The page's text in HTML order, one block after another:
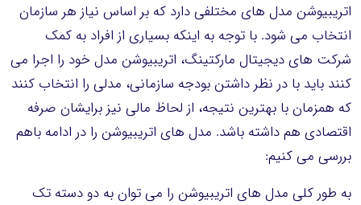
اتریبیوشن مدل های مختلفی دارد که بر اساس نیاز هر سازمان
انتخاب می شود. با توجه به اینکه بسیاری از افراد به کمک
شرکت های دیجیتال مارکتینگ، اتریبیوشن مدل خود را اجرا می
کنند باید با در نظر داشتن بودجه سازمانی، مدلی را انتخاب کنند
که همزمان با بهترین نتیجه، از لحاظ مالی نیز برایشان صرفه
اقتصادی هم داشته باشد. مدل های اتریبیوشن را در ادامه باهم
بررسی می کنیم:
به طور کلی مدل های اتریبیوشن را می توان به دو دسته تک